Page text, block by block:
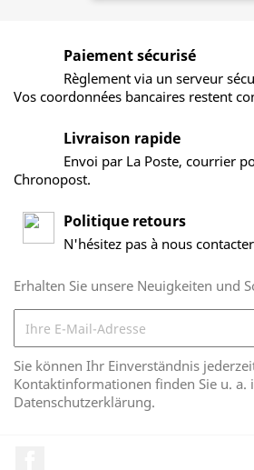
Paiement sécurisé
Règlement via un serveur
Vos coordonnées bancaires restent
Livraison rapide
Envoi par La Poste, courrier
Chronopost.
Politique retours
N'hésitez pas à nous contacter
Erhalten Sie unsere Neuigkeiten und
Sie können Ihr Einverständnis
Kontaktinformationen finden Sie u. a.
Datenschutzerklärung.